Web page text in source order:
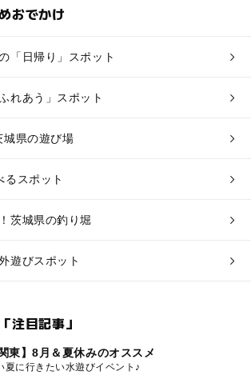
おでかけ
「日帰り」スポット
れあう」スポット
城県の遊び場
るスポット
茨城県の釣り堀
遊びスポット
注目記事」
関東】8月＆夏休みのオススメ
夏に行きたい水遊びイベント♪